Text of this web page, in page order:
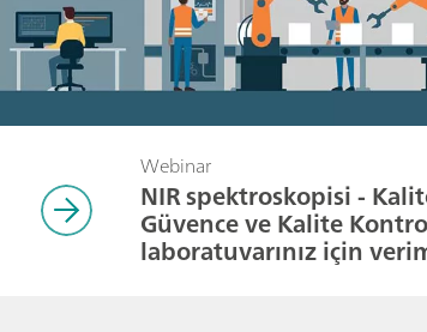
Webinar
NIR spektroskopisi -
Güvence ve Kalite
laboratuvarınız için